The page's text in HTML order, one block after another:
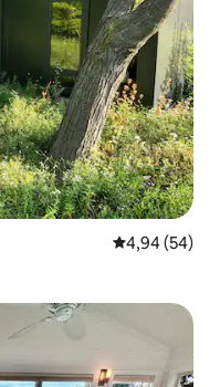
4,94 ud af 5 i
4,94 (54)